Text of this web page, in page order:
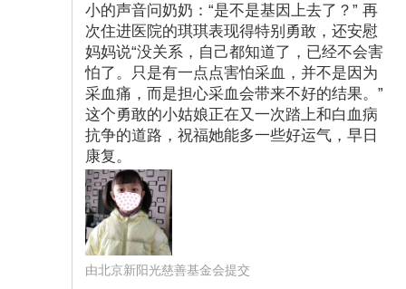
小的声音问奶奶：“是不是基因上去了？” 再
次住进医院的琪琪表现得特别勇敢，还安慰
妈妈说“没关系，自己都知道了，已经不会害
怕了。只是有一点点害怕采血，并不是因为
采血痛，而是担心采血会带来不好的结果。”
这个勇敢的小姑娘正在又一次踏上和白血病
抗争的道路，祝福她能多一些好运气，早日
康复。
由北京新阳光慈善基金会提交